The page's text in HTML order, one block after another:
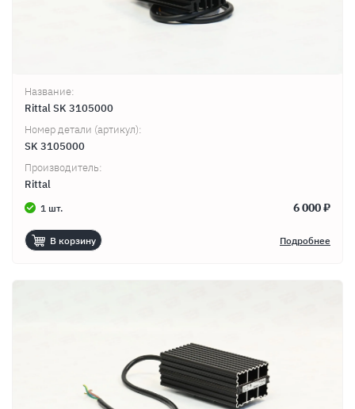
Название:
Rittal SK 3105000
Номер детали (артикул):
SK 3105000
Производитель:
Rittal
1 шт. 6 000 ₽
В корзину Подробнее